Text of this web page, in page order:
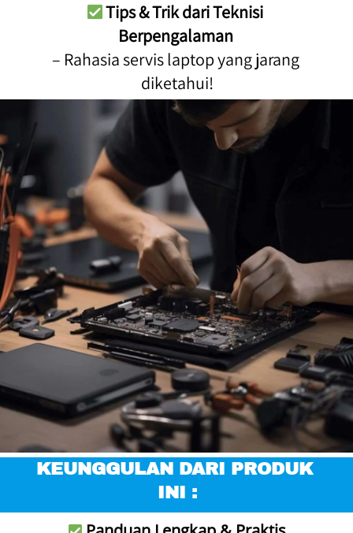
Tips & Trik dari Teknisi
Berpengalaman
– Rahasia servis laptop yang jarang
diketahui!
KEUNGGULAN DARI PRODUK
INI :